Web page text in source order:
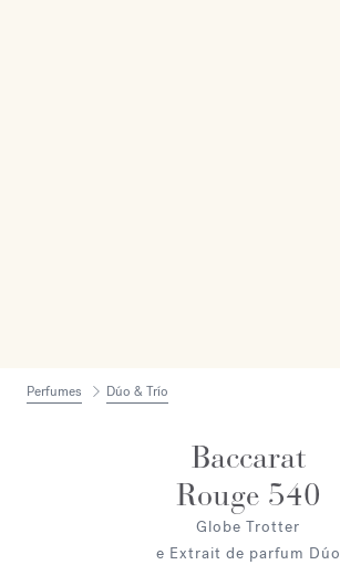
Perfumes Dúo & Trío
Baccarat
Rouge 540
Globe Trotter
e Extrait de parfum Dúo